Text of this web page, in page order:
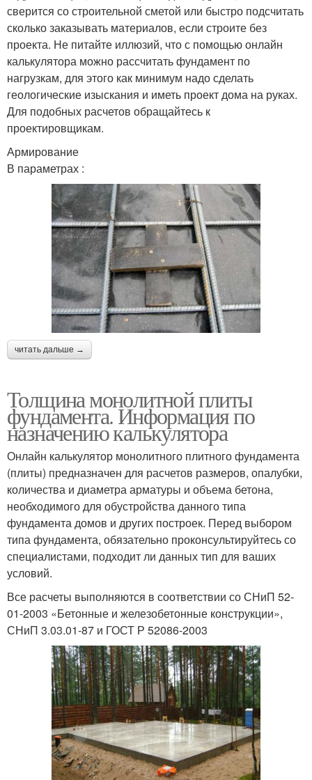
сверится со строительной сметой или быстро подсчитать
сколько заказывать материалов, если строите без
проекта. Не питайте иллюзий, что с помощью онлайн
калькулятора можно рассчитать фундамент по
нагрузкам, для этого как минимум надо сделать
геологические изыскания и иметь проект дома на руках.
Для подобных расчетов обращайтесь к
проектировщикам.
Армирование
В параметрах :
читать дальше →
Толщина монолитной плиты
фундамента. Информация по
назначению калькулятора
Онлайн калькулятор монолитного плитного фундамента
(плиты) предназначен для расчетов размеров, опалубки,
количества и диаметра арматуры и объема бетона,
необходимого для обустройства данного типа
фундамента домов и других построек. Перед выбором
типа фундамента, обязательно проконсультируйтесь со
специалистами, подходит ли данных тип для ваших
условий.
Все расчеты выполняются в соответствии со СНиП 52-
01-2003 «Бетонные и железобетонные конструкции»,
СНиП 3.03.01-87 и ГОСТ Р 52086-2003